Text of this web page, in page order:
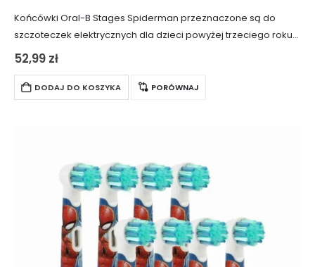
Końcówki Oral-B Stages Spiderman przeznaczone są do
szczoteczek elektrycznych dla dzieci powyżej trzeciego roku
życia. Wyposażone w miękkie włókna, które są bezpieczne dla
52,99 zł
DODAJ DO KOSZYKA PORÓWNAJ